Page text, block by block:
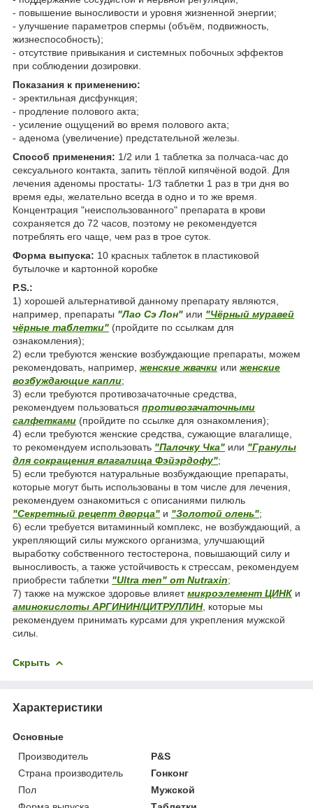
- повышение выносливости и уровня жизненной энергии;
- улучшение параметров спермы (объём, подвижность,
жизнеспособность);
- отсутствие привыкания и системных побочных эффектов
при соблюдении дозировки.
Показания к применению:
- эректильная дисфункция;
- продление полового акта;
- усиление ощущений во время полового акта;
- аденома (увеличение) предстательной железы.
Способ применения: 1/2 или 1 таблетка за полчаса-час до
сексуального контакта, запить тёплой кипячёной водой. Для
лечения аденомы простаты- 1/3 таблетки 1 раз в три дня во
время еды, желательно всегда в одно и то же время.
Концентрация "неиспользованного" препарата в крови
сохраняется до 72 часов, поэтому не рекомендуется
потреблять его чаще, чем раз в трое суток.
Форма выпуска: 10 красных таблеток в пластиковой
бутылочке и картонной коробке
P.S.:
1) хорошей альтернативой данному препарату являются,
например, препараты "Лао Сэ Лон" или "Чёрный муравей
чёрные таблетки" (пройдите по ссылкам для
ознакомления);
2) если требуются женские возбуждающие препараты, можем
рекомендовать, например, женские жвачки или женские
возбуждающие капли;
3) если требуются противозачаточные средства,
рекомендуем пользоваться противозачаточными
салфетками (пройдите по ссылке для ознакомления);
4) если требуются женские средства, сужающие влагалище,
то рекомендуем использовать "Палочку Чка" или "Гранулы
для сокращения влагалища Фэйэрдофу";
5) если требуются натуральные возбуждающие препараты,
которые могут быть использованы в том числе для лечения,
рекомендуем ознакомиться с описаниями пилюль
"Секретный рецепт дворца" и "Золотой олень";
6) если требуется витаминный комплекс, не возбуждающий, а
укрепляющий силы мужского организма, улучшающий
выработку собственного тестостерона, повышающий силу и
выносливость, а также устойчивость к стрессам, рекомендуем
приобрести таблетки "Ultra men" от Nutraxin;
7) также на мужское здоровье влияетмикроэлемент ЦИНКи
аминокислоты АРГИНИН/ЦИТРУЛЛИН, которые мы
рекомендуем принимать курсами для укрепления мужской
силы.
Скрыть
Характеристики
Основные
Производитель
P&S
Страна производитель
Гонконг
Пол
Мужской